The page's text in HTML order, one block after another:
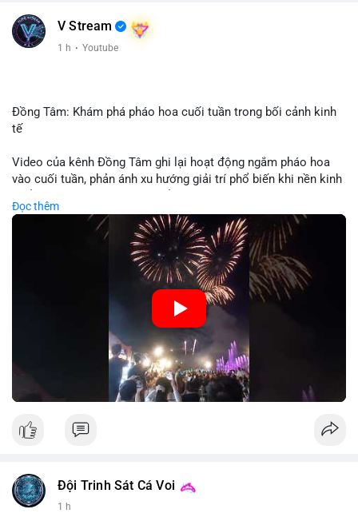
V Stream
1 h · Youtube
Đồng Tâm: Khám phá pháo hoa cuối tuần trong bối cảnh kinh
tế
Video của kênh Đồng Tâm ghi lại hoạt động ngắm pháo hoa
vào cuối tuần, phản ánh xu hướng giải trí phổ biến khi nền kinh
trải nghiệm hơn là đầu tư vào tài sản vật chất. Trong bối cảnh
lãi suất ổn định và thị trường crypto ổn định, hoạt động giải trí
như vậy thường tăng trưởng khi người dân có khả năng chi
tiêu. Tuy nhiên, sự ưu tiên giải trí có thể ảnh hưởng đến tỷ lệ
tiết kiệm hoặc đầu tư vào crypto nếu người tiêu dùng chuyển
🎥 Xem video trực tiếp tại:
Nguồn: Đồng Tâm
Đọc thêm
Đội Trinh Sát Cá Voi
1 h